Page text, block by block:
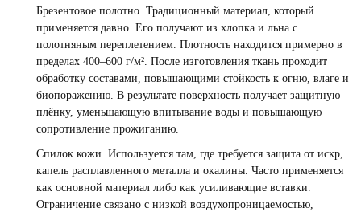
Брезентовое полотно. Традиционный материал, который
применяется давно. Его получают из хлопка и льна с
полотняным переплетением. Плотность находится примерно в
пределах 400–600 г/м². После изготовления ткань проходит
обработку составами, повышающими стойкость к огню, влаге и
биопоражению. В результате поверхность получает защитную
плёнку, уменьшающую впитывание воды и повышающую
сопротивление прожиганию.
Спилок кожи. Используется там, где требуется защита от искр,
капель расплавленного металла и окалины. Часто применяется
как основной материал либо как усиливающие вставки.
Ограничение связано с низкой воздухопроницаемостью,